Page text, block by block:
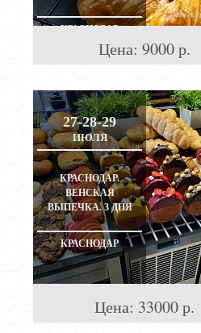
КРАСНОДАР
Цена: 9000 р.
27-28-29
ИЮЛЯ
КРАСНОДАР.
ВЕНСКАЯ
ВЫПЕЧКА. 3 ДНЯ
КРАСНОДАР
Цена: 33000 р.